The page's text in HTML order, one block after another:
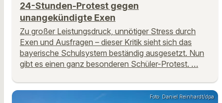
24-Stunden-Protest gegen
unangekündigte Exen
Zu großer Leistungsdruck, unnötiger Stress durch
Exen und Ausfragen – dieser Kritik sieht sich das
bayerische Schulsystem beständig ausgesetzt. Nun
gibt es einen ganz besonderen Schüler-Protest. …
Foto: Daniel Reinhardt/dpa